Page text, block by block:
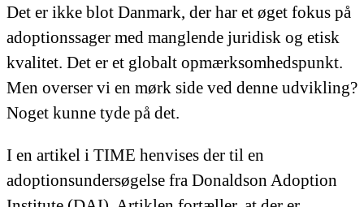
Det er ikke blot Danmark, der har et øget fokus på
adoptionssager med manglende juridisk og etisk
kvalitet. Det er et globalt opmærksomhedspunkt.
Men overser vi en mørk side ved denne udvikling?
Noget kunne tyde på det.
I en artikel i TIME henvises der til en
adoptionsundersøgelse fra Donaldson Adoption